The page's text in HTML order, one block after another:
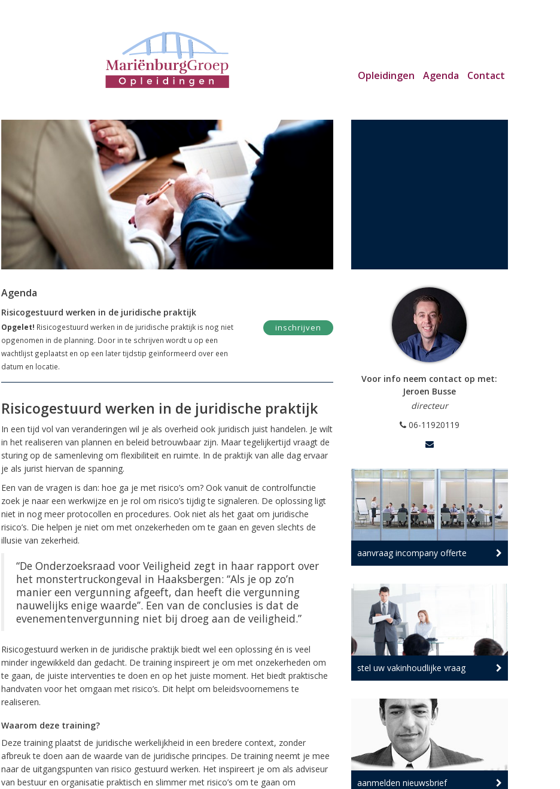
Opleidingen Agenda Contact
Agenda
Risicogestuurd werken in de juridische praktijk
Opgelet! Risicogestuurd werken in de juridische praktijk is nog niet
opgenomen in de planning. Door in te schrijven wordt u op een
wachtlijst geplaatst en op een later tijdstip geïnformeerd over een
datum en locatie.
inschrijven
Risicogestuurd werken in de juridische praktijk
In een tijd vol van veranderingen wil je als overheid ook juridisch juist handelen. Je wilt
in het realiseren van plannen en beleid betrouwbaar zijn. Maar tegelijkertijd vraagt de
sturing op de samenleving om flexibiliteit en ruimte. In de praktijk van alle dag ervaar
je als jurist hiervan de spanning.
Een van de vragen is dan: hoe ga je met risico’s om? Ook vanuit de controlfunctie
zoek je naar een werkwijze en je rol om risico’s tijdig te signaleren. De oplossing ligt
niet in nog meer protocollen en procedures. Ook niet als het gaat om juridische
risico’s. Die helpen je niet om met onzekerheden om te gaan en geven slechts de
illusie van zekerheid.
“De Onderzoeksraad voor Veiligheid zegt in haar rapport over
het monstertruckongeval in Haaksbergen: ‘‘Als je op zo’n
manier een vergunning afgeeft, dan heeft die vergunning
nauwelijks enige waarde’’. Een van de conclusies is dat de
evenementenvergunning niet bij droeg aan de veiligheid.”
Risicogestuurd werken in de juridische praktijk biedt wel een oplossing én is veel
minder ingewikkeld dan gedacht. De training inspireert je om met onzekerheden om
te gaan, de juiste interventies te doen en op het juiste moment. Het biedt praktische
handvaten voor het omgaan met risico’s. Dit helpt om beleidsvoornemens te
realiseren.
Waarom deze training?
Deze training plaatst de juridische werkelijkheid in een bredere context, zonder
afbreuk te doen aan de waarde van de juridische principes. De training neemt je mee
naar de uitgangspunten van risico gestuurd werken. Het inspireert je om als adviseur
van bestuur en organisatie praktisch en slimmer met risico’s om te gaan om
Voor info neem contact op met:
Jeroen Busse
directeur
06-11920119
aanvraag incompany offerte
stel uw vakinhoudlijke vraag
aanmelden nieuwsbrief